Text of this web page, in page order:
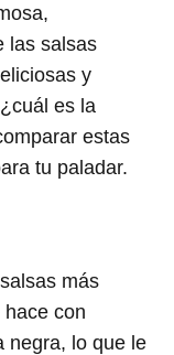
las salsas
y
es la
estas
tu paladar.
más
con
negra, lo que le